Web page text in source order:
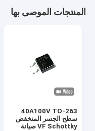
المنتجات الموصى بها
40A100V TO-263
سطح الجسر المنخفض
VF Schottky صيانة